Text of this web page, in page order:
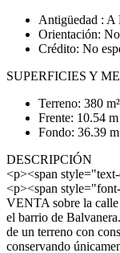
Antigüedad : A
Orientación:
Crédito: No
SUPERFICIES Y
Terreno: 380 m²
Frente: 10.54 m
Fondo: 36.39 m
DESCRIPCIÓN
<p><span
<p><span
VENTA sobre la calle
el barrio de
de un terreno con
conservando